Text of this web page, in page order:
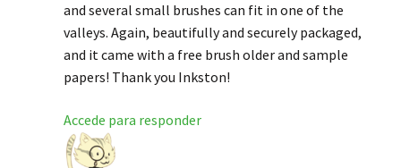
and several small brushes can fit in one of the
valleys. Again, beautifully and securely packaged,
and it came with a free brush older and sample
papers! Thank you Inkston!
Accede para responder